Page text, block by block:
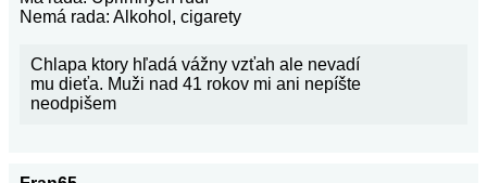
Nemá rada: Alkohol, cigarety
Chlapa ktory hľadá vážny vzťah ale nevadí
mu dieťa. Muži nad 41 rokov mi ani nepíšte
neodpišem